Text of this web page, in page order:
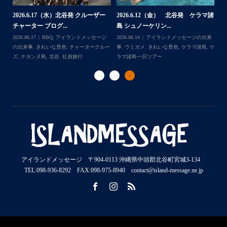
2026.7.28（火） 北谷発 ケラマ諸
島 体験ダイビング...
2026.07.30
アイランドメッセージの出来
事,ウミウシ ,きれいな景色, ケラマ諸島,ケ
ラマ諸島一日ツアー,スノーケリング, 体験
ダイビング,北谷
2026.7.23 北谷発 慶良間行き 体
験ダイビング＆シュ...
ケラマ諸島
アイランドメッセージ 〒904-0113 沖縄県中頭郡北谷町宮城3-134
TEL:098-936-8292 FAX:098-975-8940 contact@island-message.ne.jp